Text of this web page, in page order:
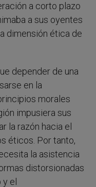
a corto plazo
a sus oyentes
dimensión ética de
depender de una
en la
morales
impusiera sus
la razón hacia el
éticos. Por tanto,
la asistencia
distorsionadas
el